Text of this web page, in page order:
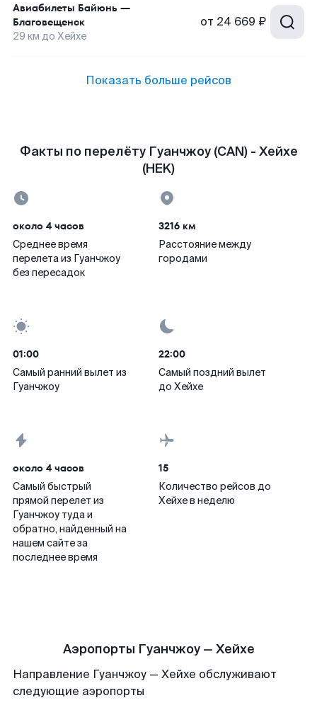
Авиабилеты Байюнь —
Благовещенск
29 км до Хейхе
от 24 669 ₽
Показать больше рейсов
Факты по перелёту Гуанчжоу (CAN) - Хейхе
(HEK)
около 4 часов
Среднее время
перелета из Гуанчжоу
без пересадок
3216 км
Расстояние между
городами
01:00
Самый ранний вылет из
Гуанчжоу
22:00
Самый поздний вылет
до Хейхе
около 4 часов
Самый быстрый
прямой перелет из
Гуанчжоу туда и
обратно, найденный на
нашем сайте за
последнее время
15
Количество рейсов до
Хейхе в неделю
Аэропорты Гуанчжоу — Хейхе
Направление Гуанчжоу — Хейхе обслуживают
следующие аэропорты